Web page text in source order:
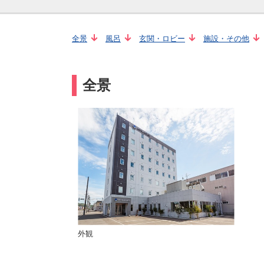
全景 風呂 玄関・ロビー 施設・その他
全景
外観